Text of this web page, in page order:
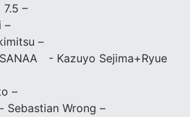
–
–
–
- Kazuyo Sejima+Ryue
–
Sebastian Wrong –